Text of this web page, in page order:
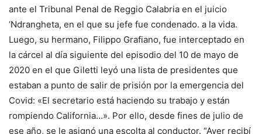
ante el Tribunal Penal de Reggio Calabria en el juicio
‘Ndrangheta, en el que su jefe fue condenado. a la vida.
Luego, su hermano, Filippo Grafiano, fue interceptado en
la cárcel al día siguiente del episodio del 10 de mayo de
2020 en el que Giletti leyó una lista de presidentes que
estaban a punto de salir de prisión por la emergencia del
Covid: «El secretario está haciendo su trabajo y están
rompiendo California…». Por ello, desde fines de julio de
ese año, se le asignó una escolta al conductor. “Ayer recibí